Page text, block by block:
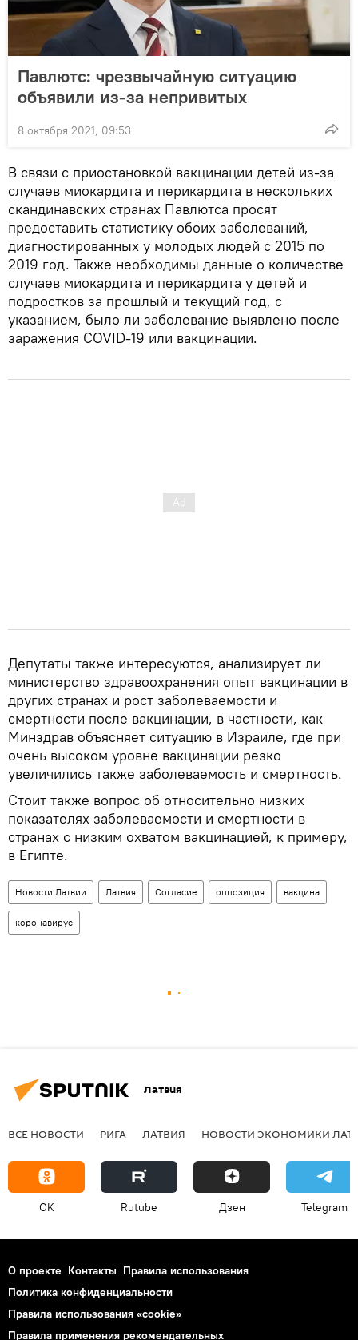
Павлютс: чрезвычайную ситуацию
объявили из-за непривитых
8 октября 2021, 09:53
В связи с приостановкой вакцинации детей из-за
случаев миокардита и перикардита в нескольких
скандинавских странах Павлютса просят
предоставить статистику обоих заболеваний,
диагностированных у молодых людей с 2015 по
2019 год. Также необходимы данные о количестве
случаев миокардита и перикардита у детей и
подростков за прошлый и текущий год, с
указанием, было ли заболевание выявлено после
заражения COVID-19 или вакцинации.
Депутаты также интересуются, анализирует ли
министерство здравоохранения опыт вакцинации в
других странах и рост заболеваемости и
смертности после вакцинации, в частности, как
Минздрав объясняет ситуацию в Израиле, где при
очень высоком уровне вакцинации резко
увеличились также заболеваемость и смертность.
Стоит также вопрос об относительно низких
показателях заболеваемости и смертности в
странах с низким охватом вакцинацией, к примеру,
в Египте.
Новости Латвии Латвия Согласие оппозиция вакцина
коронавирус
Латвия
ВСЕ НОВОСТИ РИГА ЛАТВИЯ НОВОСТИ ЭКОНОМИКИ
OK Rutube Дзен Telegram
О проекте Контакты Правила использования
Политика конфиденциальности
Правила использования «cookie»
Правила применения рекомендательных